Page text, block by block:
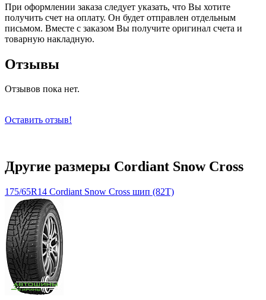
При оформлении заказа следует указать, что Вы хотите
получить счет на оплату. Он будет отправлен отдельным
письмом. Вместе с заказом Вы получите оригинал счета и
товарную накладную.
Отзывы
Отзывов пока нет.
Оставить отзыв!
Другие размеры Cordiant Snow Cross
175/65R14 Cordiant Snow Cross шип (82T)